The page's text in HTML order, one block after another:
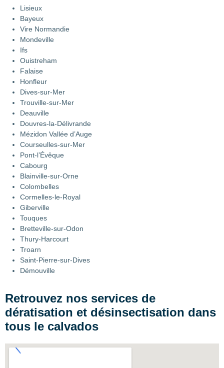
Lisieux
Bayeux
Vire Normandie
Mondeville
Ifs
Ouistreham
Falaise
Honfleur
Dives-sur-Mer
Trouville-sur-Mer
Deauville
Douvres-la-Délivrande
Mézidon Vallée d’Auge
Courseulles-sur-Mer
Pont-l’Évêque
Cabourg
Blainville-sur-Orne
Colombelles
Cormelles-le-Royal
Giberville
Touques
Bretteville-sur-Odon
Thury-Harcourt
Troarn
Saint-Pierre-sur-Dives
Démouville
Retrouvez nos services de
dératisation et désinsectisation dans
tous le calvados